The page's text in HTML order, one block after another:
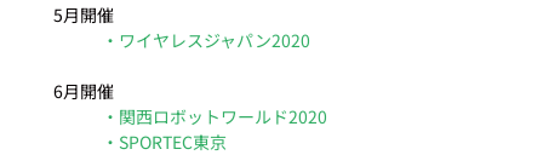
5月開催
・ワイヤレスジャパン2020
6月開催
・関西ロボットワールド2020
・SPORTEC東京